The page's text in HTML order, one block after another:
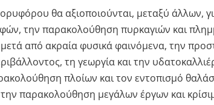
θα αξιοποιούνται, μεταξύ άλλων,
την παρακολούθηση πυρκαγιών και
από ακραία φυσικά φαινόμενα, την
τη γεωργία και την
πλοίων και τον εντοπισμό
την παρακολούθηση μεγάλων έργων και